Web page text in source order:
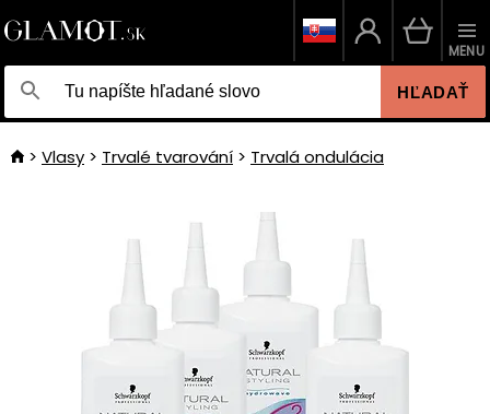
HĽADAŤ
MENU
Vlasy Trvalé tvarování Trvalá ondulácia